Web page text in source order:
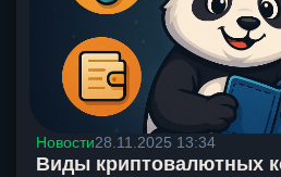
Новости28.11.2025 13:34
Виды криптовалютных